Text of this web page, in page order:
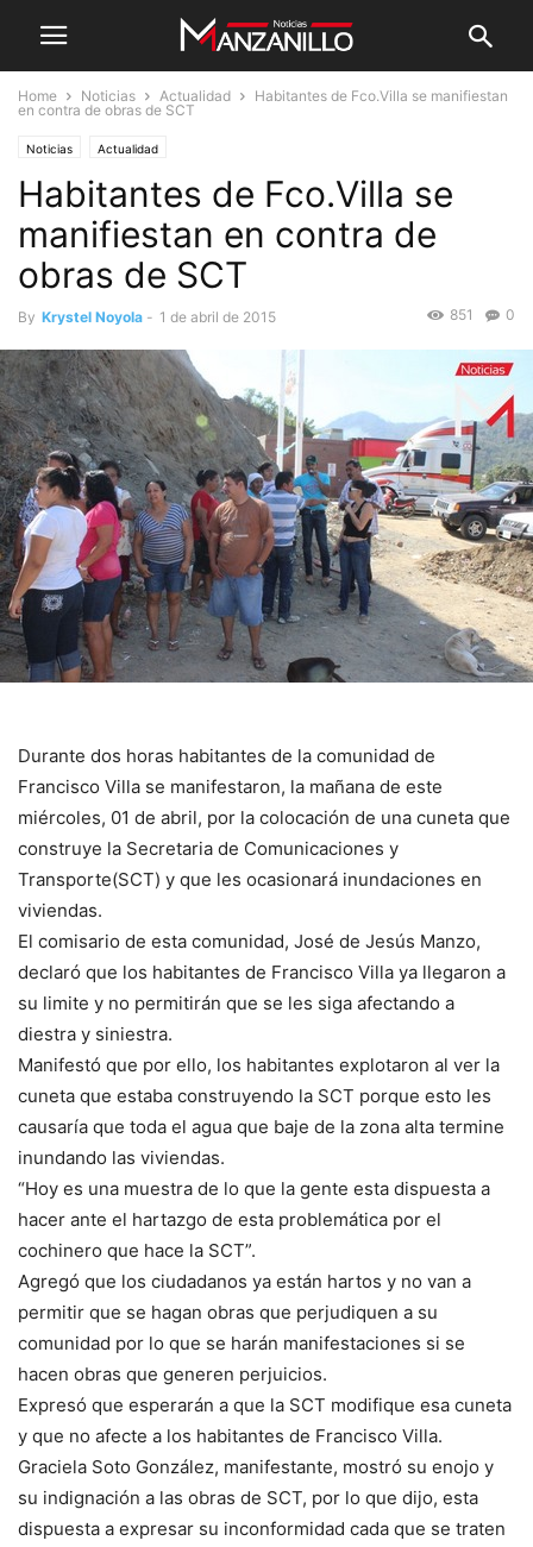
Home Noticias Actualidad
Habitantes de Fco.Villa se manifiestan
en contra de obras de SCT
Noticias Actualidad
Habitantes de Fco.Villa se
manifiestan en contra de
obras de SCT
By Krystel Noyola - 1 de abril de 2015 0
851
Durante dos horas habitantes de la comunidad de
Francisco Villa se manifestaron, la mañana de este
miércoles, 01 de abril, por la colocación de una cuneta que
construye la Secretaria de Comunicaciones y
Transporte(SCT) y que les ocasionará inundaciones en
viviendas.
El comisario de esta comunidad, José de Jesús Manzo,
declaró que los habitantes de Francisco Villa ya llegaron a
su limite y no permitirán que se les siga afectando a
diestra y siniestra.
Manifestó que por ello, los habitantes explotaron al ver la
cuneta que estaba construyendo la SCT porque esto les
causaría que toda el agua que baje de la zona alta termine
inundando las viviendas.
“Hoy es una muestra de lo que la gente esta dispuesta a
hacer ante el hartazgo de esta problemática por el
cochinero que hace la SCT”.
Agregó que los ciudadanos ya están hartos y no van a
permitir que se hagan obras que perjudiquen a su
comunidad por lo que se harán manifestaciones si se
hacen obras que generen perjuicios.
Expresó que esperarán a que la SCT modifique esa cuneta
y que no afecte a los habitantes de Francisco Villa.
Graciela Soto González, manifestante, mostró su enojo y
su indignación a las obras de SCT, por lo que dijo, esta
dispuesta a expresar su inconformidad cada que se traten